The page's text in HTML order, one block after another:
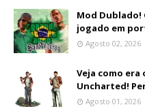
Mod Dublado!
jogado em
Agosto 02, 2026
Veja como
Uncharted!
Agosto 01, 2026